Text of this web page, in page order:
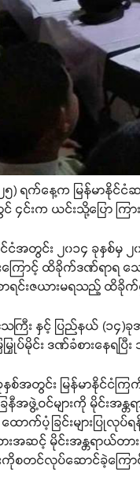
) ရက်နေ့က မြန်မာနိုင်ငံဆ
၄င်းက ယင်းသို့ပြော ကြ
နိုင်ငံအတွင်း ၂၀၁၄ ခုနှစ်မှ
းကြောင့် ထိခိုက်ဒဏ်ရာရ သ
း စာရင်းဇယားမရသည့် ထိ
ကြီး နှင့် ပြည်နယ် (၁၄)ခု
မြှုပ်မိုင်း ဒဏ်ခံစားနေရပ
ခုနှစ်အတွင်း မြန်မာနိုင်ငံ
ေနီအဖွဲ့ဝင်များကို မိုင်းအန္
ထောက်ပံ့ခြင်းများပြု
းအဆင့် မိုင်းအန္တရာယ်တာ
ကိုစတင်လုပ်ဆောင်ခဲ့ကြေ